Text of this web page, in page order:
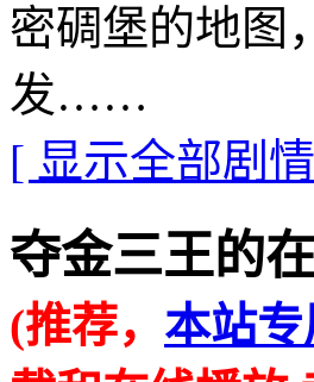
密碉堡的地图
发……
[ 显示全部剧
夺金三王的在
(推荐， 本站